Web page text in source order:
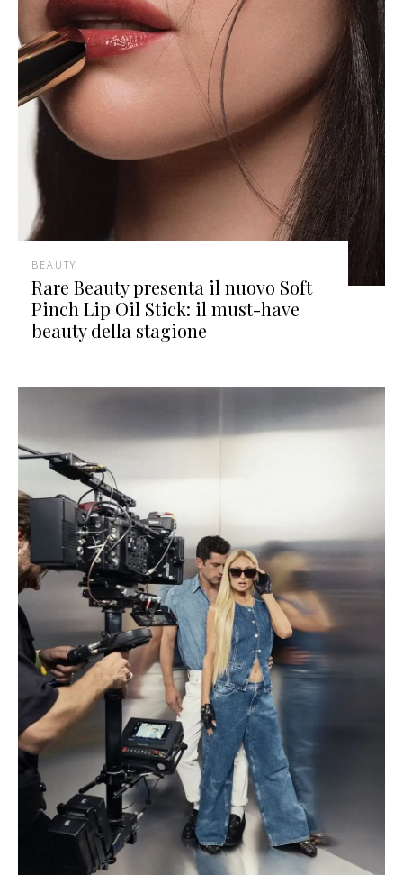
BEAUTY
Rare Beauty presenta il nuovo Soft
Pinch Lip Oil Stick: il must-have
beauty della stagione